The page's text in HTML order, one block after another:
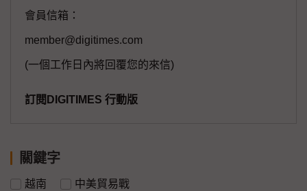
會員信箱：
member@digitimes.com
(一個工作日內將回覆您的來信)
訂閱DIGITIMES 行動版
關鍵字
越南 中美貿易戰